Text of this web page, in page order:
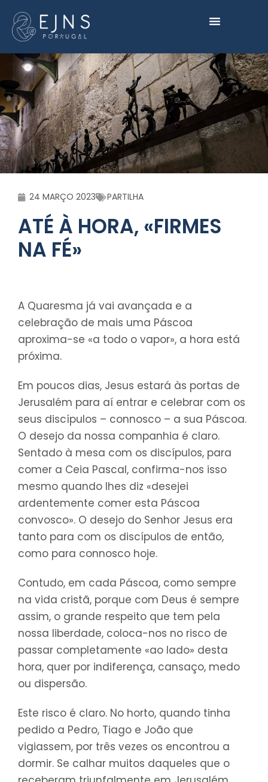
24 MARÇO 2023 PARTILHA
ATÉ À HORA, «FIRMES
NA FÉ»
A Quaresma já vai avançada e a
celebração de mais uma Páscoa
aproxima-se «a todo o vapor», a hora está
próxima.
Em poucos dias, Jesus estará às portas de
Jerusalém para aí entrar e celebrar com os
seus discípulos – connosco – a sua Páscoa.
O desejo da nossa companhia é claro.
Sentado à mesa com os discípulos, para
comer a Ceia Pascal, confirma-nos isso
mesmo quando lhes diz «desejei
ardentemente comer esta Páscoa
convosco». O desejo do Senhor Jesus era
tanto para com os discípulos de então,
como para connosco hoje.
Contudo, em cada Páscoa, como sempre
na vida cristã, porque com Deus é sempre
assim, o grande respeito que tem pela
nossa liberdade, coloca-nos no risco de
passar completamente «ao lado» desta
hora, quer por indiferença, cansaço, medo
ou dispersão.
Este risco é claro. No horto, quando tinha
pedido a Pedro, Tiago e João que
vigiassem, por três vezes os encontrou a
dormir. Se calhar muitos daqueles que o